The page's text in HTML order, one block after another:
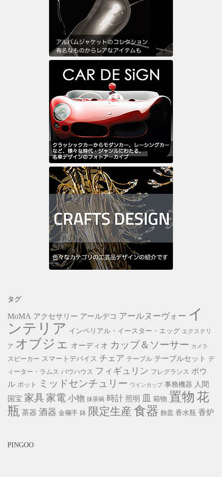
タグ
MoMA アクセサリー アールデコ アールヌーヴォー イ
ンテリア インペリアル・イースター・エッグ エクステリ
ア オブジェ オーディオ カップ＆ソーサー カメラ
スピーカー スマートデバイス チェア テーブル テーブルセット
デ
ィーター・ラムス バウハウス フィギュリン フレグランス ボウ
ル ポット ミッドセンチュリー ワインカップ 事務機器 人間
国宝 家具 家電 小物 抹茶碗 時計 照明 皿 箱物 置物 花
瓶 茶器 酒器 金襴手 鉢 限定生産 食器 飾皿 香水瓶 香炉
PINGOO